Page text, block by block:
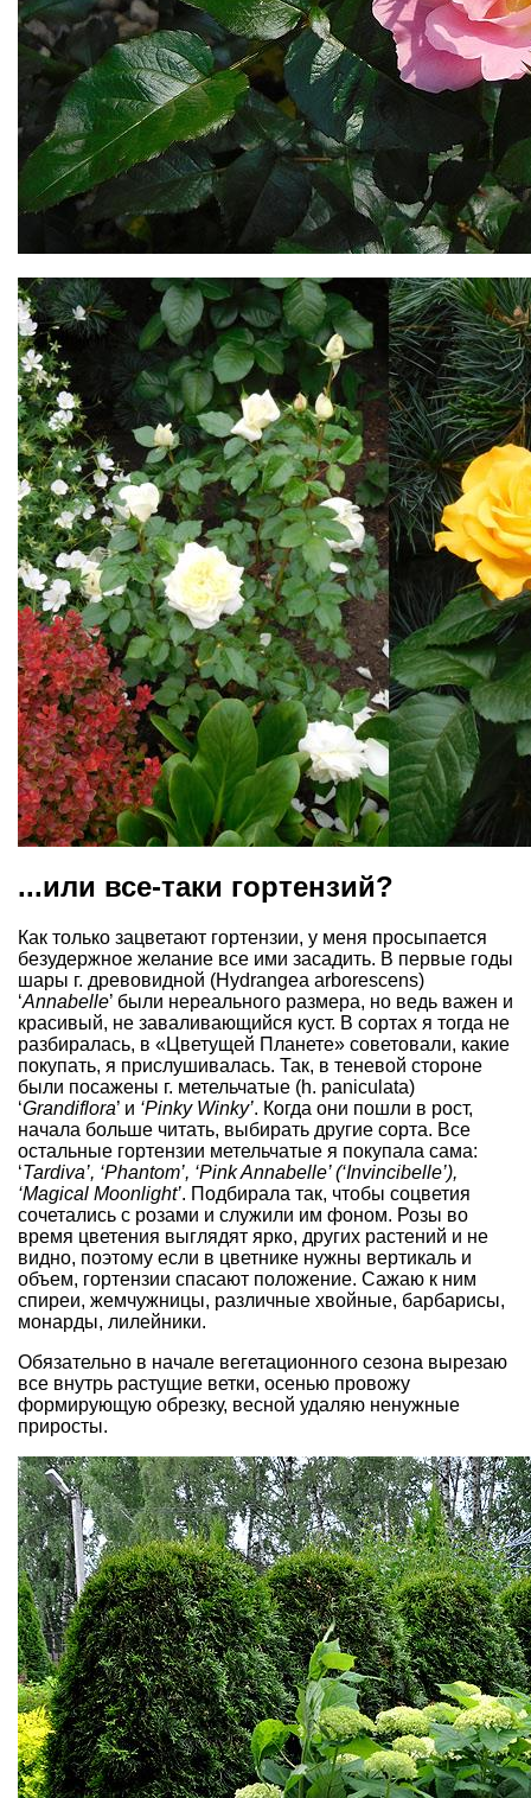
...или все-таки гортензий?
Как только зацветают гортензии, у меня просыпается
безудержное желание все ими засадить. В первые годы
шары г. древовидной (Hydrangea arborescens)
‘Annabelle’ были нереального размера, но ведь важен и
красивый, не заваливающийся куст. В сортах я тогда не
разбиралась, в «Цветущей Планете» советовали, какие
покупать, я прислушивалась. Так, в теневой стороне
были посажены г. метельчатые (h. paniculata)
‘Grandiflora’ и ‘Pinky Winky’. Когда они пошли в рост,
начала больше читать, выбирать другие сорта. Все
остальные гортензии метельчатые я покупала сама:
‘Tardiva’, ‘Phantom’, ‘Pink Annabelle’ (‘Invincibelle’),
‘Magical Moonlight’. Подбирала так, чтобы соцветия
сочетались с розами и служили им фоном. Розы во
время цветения выглядят ярко, других растений и не
видно, поэтому если в цветнике нужны вертикаль и
объем, гортензии спасают положение. Сажаю к ним
спиреи, жемчужницы, различные хвойные, барбарисы,
монарды, лилейники.
Обязательно в начале вегетационного сезона вырезаю
все внутрь растущие ветки, осенью провожу
формирующую обрезку, весной удаляю ненужные
приросты.